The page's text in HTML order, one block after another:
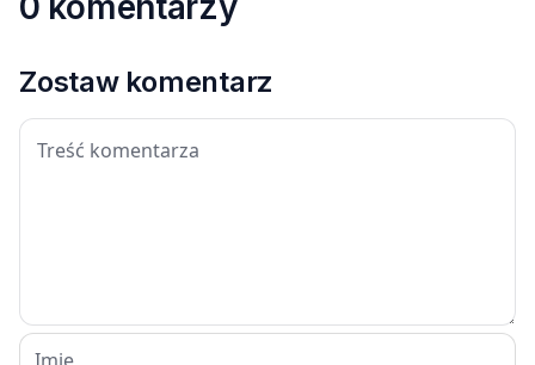
Zostaw komentarz